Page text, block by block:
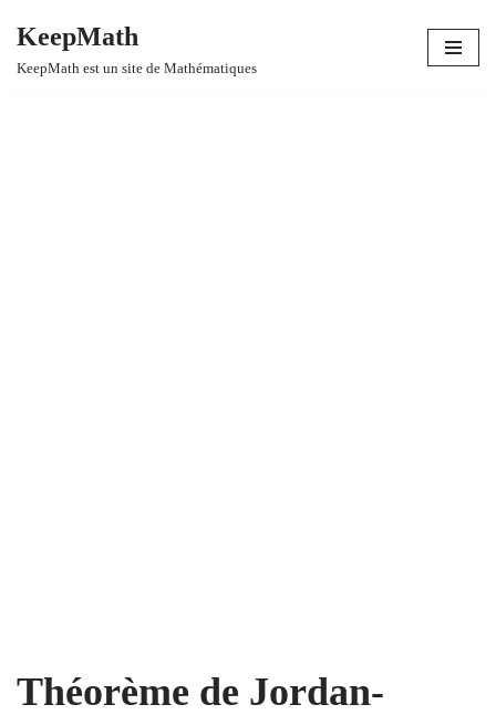
Aller
KeepMath
KeepMath est un site de Mathématiques
Théorème de Jordan-